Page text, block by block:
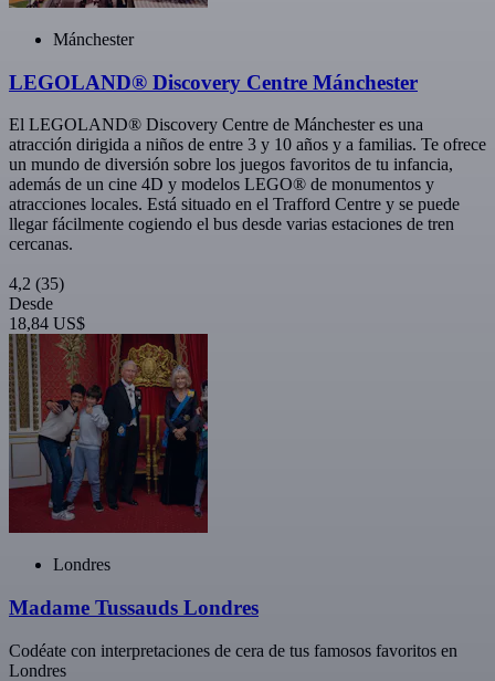
Mánchester
LEGOLAND® Discovery Centre Mánchester
El LEGOLAND® Discovery Centre de Mánchester es una
atracción dirigida a niños de entre 3 y 10 años y a familias. Te ofrece
un mundo de diversión sobre los juegos favoritos de tu infancia,
además de un cine 4D y modelos LEGO® de monumentos y
atracciones locales. Está situado en el Trafford Centre y se puede
llegar fácilmente cogiendo el bus desde varias estaciones de tren
cercanas.
4,2 (35)
Desde
18,84 US$
Londres
Madame Tussauds Londres
Codéate con interpretaciones de cera de tus famosos favoritos en
Londres